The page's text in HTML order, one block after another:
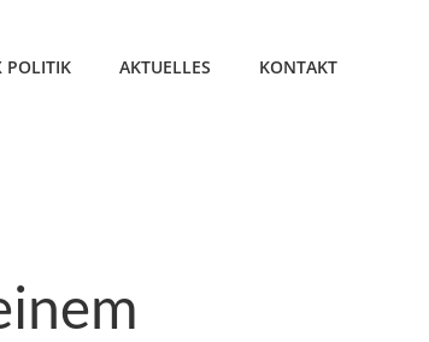
POLITIK AKTUELLES KONTAKT